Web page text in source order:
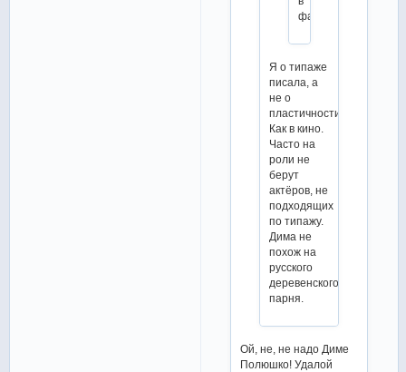
фактуре
Я о типаже
писала, а
не о
пластичности.
Как в кино.
Часто на
роли не
берут
актёров, не
подходящих
по типажу.
Дима не
похож на
русского
деревенского
парня.
Ой, не, не надо Диме
Полюшко! Удалой